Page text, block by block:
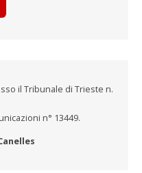
il Tribunale di Trieste n.
n° 13449.